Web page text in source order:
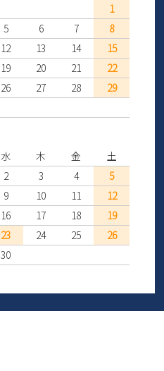
1
5 6 7
8
12 13 14
15
19 20 21
22
26 27 28
29
水 木 金
土
2 3 4
5
9 10 11
12
16 17 18
19
23 24 25
26
30